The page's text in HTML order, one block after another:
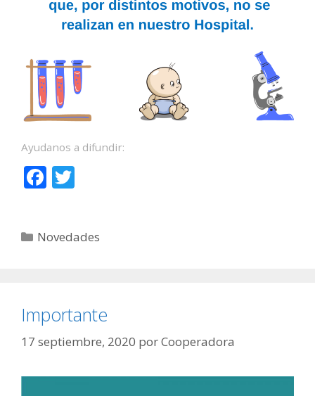
Ayudanos a difundir:
F
b
k
er
Categorías
Novedades
Importante
17 septiembre, 2020 porCooperadora